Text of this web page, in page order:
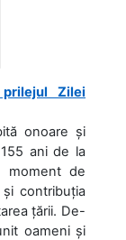
Zilei
onoare și
ani de la
moment de
contribuția
țării. De-
oameni și